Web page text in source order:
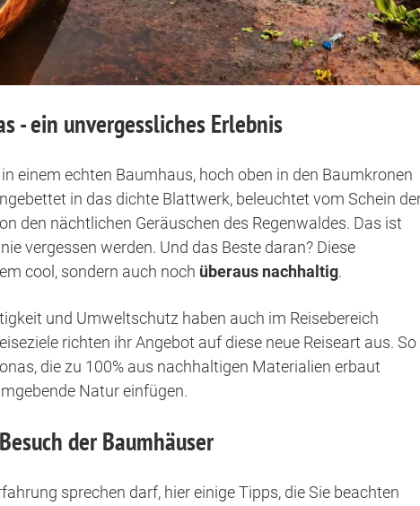
- ein unvergessliches Erlebnis
einem echten Baumhaus, hoch oben in den Baumkronen
in das dichte Blattwerk, beleuchtet vom Schein
den nächtlichen Geräuschen des Regenwaldes. Das ist
vergessen werden. Und das Beste daran? Diese
cool, sondern auch noch überaus nachhaltig.
und Umweltschutz haben auch im Reisebereich
richten ihr Angebot auf diese neue Reiseart aus. So
die zu 100% aus nachhaltigen Materialien erbaut
Natur einfügen.
der Baumhäuser
sprechen darf, hier einige Tipps, die Sie beachten